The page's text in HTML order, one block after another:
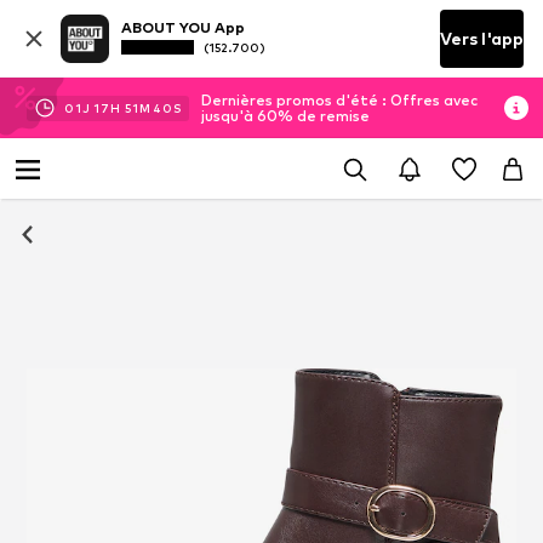
ABOUT YOU App
(152.700) Vers l'app
01J 17H 51M 39 S
Dernières promos d'été : Offres avec
jusqu'à 60% de remise